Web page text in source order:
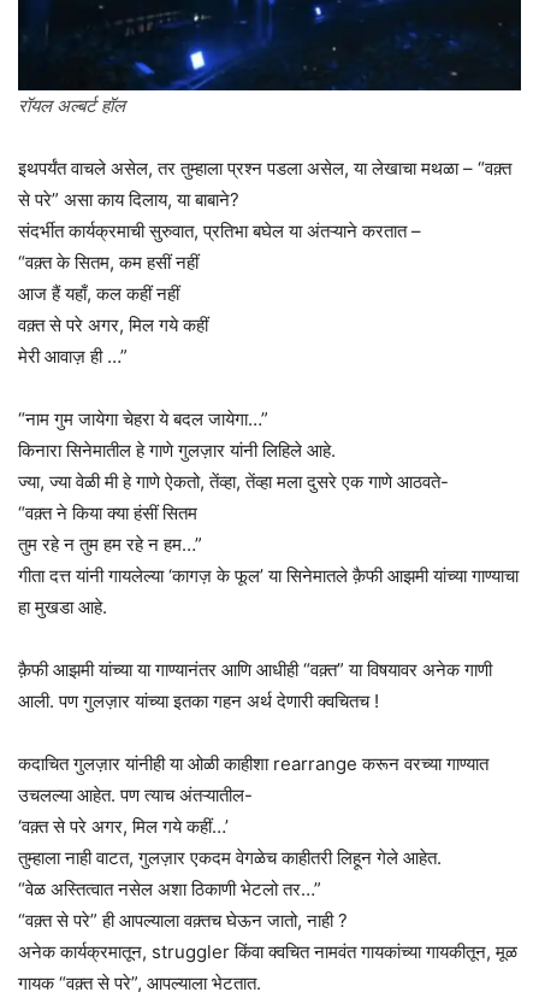
रॉयल अल्बर्ट हॉल
इथपर्यंत वाचले असेल, तर तुम्हाला प्रश्न पडला असेल, या लेखाचा मथळा – “वक़्त
से परे” असा काय दिलाय, या बाबाने?
संदर्भीत कार्यक्रमाची सुरुवात, प्रतिभा बघेल या अंतऱ्याने करतात –
“वक़्त के सितम, कम हसीं नहीं
आज हैं यहाँ, कल कहीं नहीं
वक़्त से परे अगर, मिल गये कहीं
मेरी आवाज़ ही …”
“नाम गुम जायेगा चेहरा ये बदल जायेगा…”
किनारा सिनेमातील हे गाणे गुलज़ार यांनी लिहिले आहे.
ज्या, ज्या वेळी मी हे गाणे ऐकतो, तेंव्हा, तेंव्हा मला दुसरे एक गाणे आठवते-
“वक़्त ने किया क्या हंसीं सितम
तुम रहे न तुम हम रहे न हम…”
गीता दत्त यांनी गायलेल्या ‘कागज़ के फूल’ या सिनेमातले क़ैफी आझमी यांच्या गाण्याचा
हा मुखडा आहे.
क़ैफी आझमी यांच्या या गाण्यानंतर आणि आधीही “वक़्त” या विषयावर अनेक गाणी
आली. पण गुलज़ार यांच्या इतका गहन अर्थ देणारी क्वचितच !
कदाचित गुलज़ार यांनीही या ओळी काहीशा rearrange करून वरच्या गाण्यात
उचलल्या आहेत. पण त्याच अंतऱ्यातील-
‘वक़्त से परे अगर, मिल गये कहीं…’
तुम्हाला नाही वाटत, गुलज़ार एकदम वेगळेच काहीतरी लिहून गेले आहेत.
“वेळ अस्तित्वात नसेल अशा ठिकाणी भेटलो तर…”
“वक़्त से परे” ही आपल्याला वक़्तच घेऊन जातो, नाही ?
अनेक कार्यक्रमातून, struggler किंवा क्वचित नामवंत गायकांच्या गायकीतून, मूळ
गायक “वक़्त से परे”, आपल्याला भेटतात.